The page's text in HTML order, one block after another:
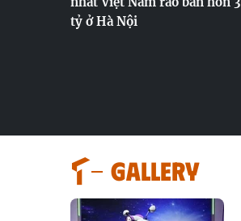
tỷ ở Hà Nội
GALLERY